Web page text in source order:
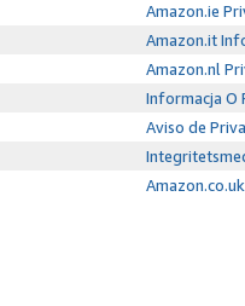
Amazon.ie
Amazon.it
Amazon.nl
Informacja O
Aviso de